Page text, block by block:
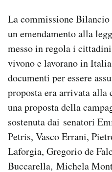
AREA PERSONALE
Area Personale
Newsletter
Notifiche mobile
Regala il Post
Hai bisogno di aiuto?
Esci
La commissione Bilancio
un emendamento alla
messo in regola i
vivono e lavorano in
documenti per essere
proposta era arrivata alla
una proposta della
sostenuta dai senatori
Petris, Vasco Errani,
Laforgia, Gregorio de
Buccarella, Michela